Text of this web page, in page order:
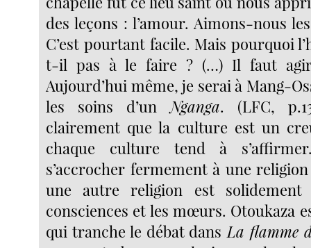
des leçons : l’amour. Aimons-nous
C’est pourtant facile. Mais pourquoi
t-il pas à le faire ? (…) Il faut agir
Aujourd’hui même, je serai à Mang-
les soins d’unNganga. (LFC,
clairement que la culture est un
chaque culture tend à
s’accrocher fermement à une
une autre religion est solidement
consciences et les mœurs. Otoukaza
qui tranche le débat dans La flamme